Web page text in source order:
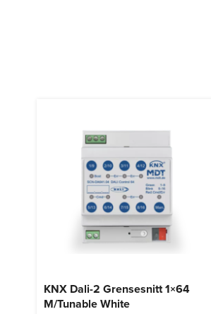
KNX Dali-2 Grensesnitt 1×64
M/Tunable White